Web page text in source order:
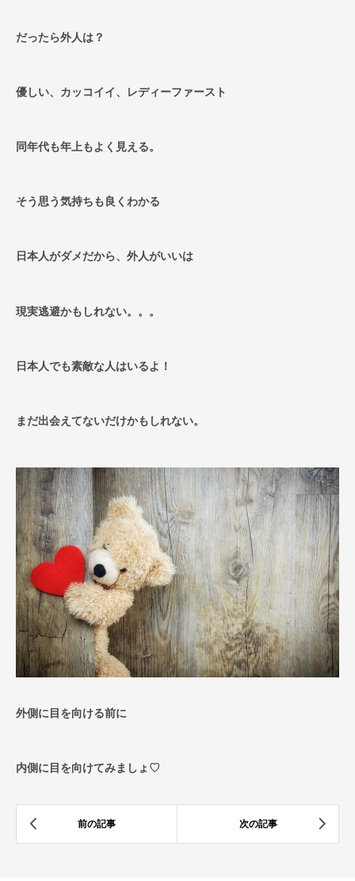
だったら外人は？
優しい、カッコイイ、レディーファースト
同年代も年上もよく見える。
そう思う気持ちも良くわかる
日本人がダメだから、外人がいいは
現実逃避かもしれない。。。
日本人でも素敵な人はいるよ！
まだ出会えてないだけかもしれない。
外側に目を向ける前に
内側に目を向けてみましょ♡